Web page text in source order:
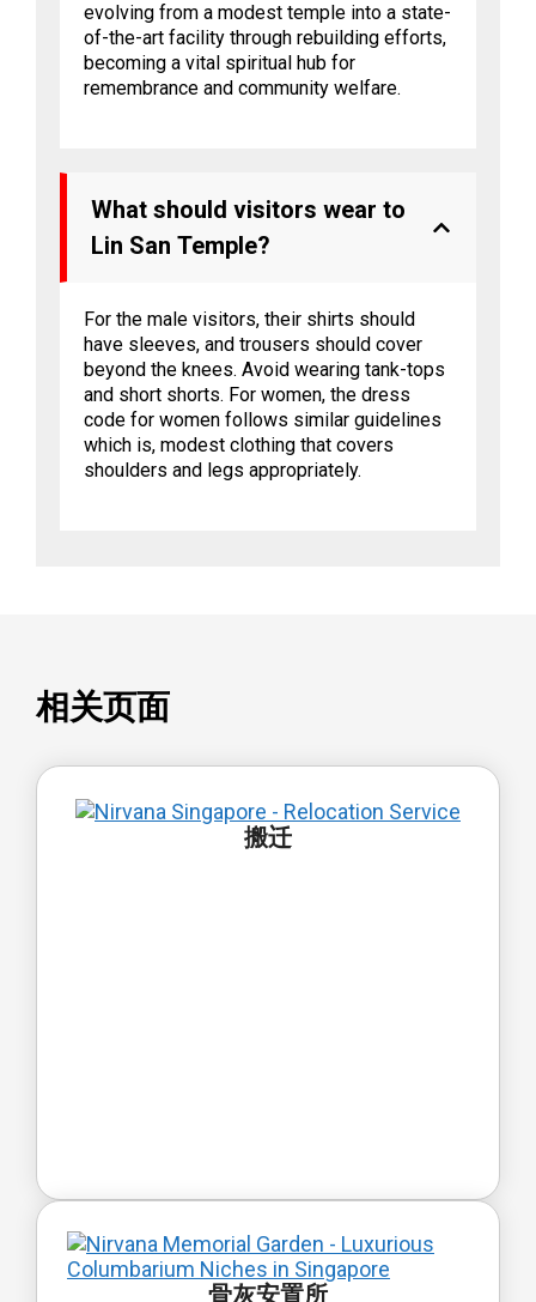
evolving from a modest temple into a state-
of-the-art facility through rebuilding efforts,
becoming a vital spiritual hub for
remembrance and community welfare.
What should visitors wear to
Lin San Temple?
For the male visitors, their shirts should
have sleeves, and trousers should cover
beyond the knees. Avoid wearing tank-tops
and short shorts. For women, the dress
code for women follows similar guidelines
which is, modest clothing that covers
shoulders and legs appropriately.
相关页面
搬迁
骨灰安置所